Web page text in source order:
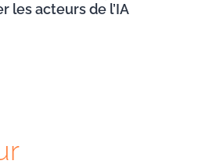
les acteurs de l’IA